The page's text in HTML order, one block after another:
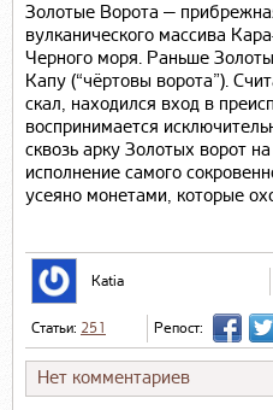
Золотые Ворота —
вулканического массива
Черного моря. Раньше
Капу (“чёртовы ворота”).
скал, находился вход в
воспринимается
сквозь арку Золотых ворот
исполнение самого
усеяно монетами, которые
Katia
Статьи: 251 Репост:
Нет комментариев